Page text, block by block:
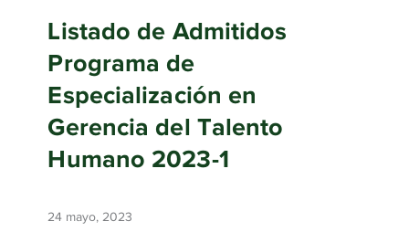
Listado de Admitidos
Programa de
Especialización en
Gerencia del Talento
Humano 2023-1
24 mayo, 2023